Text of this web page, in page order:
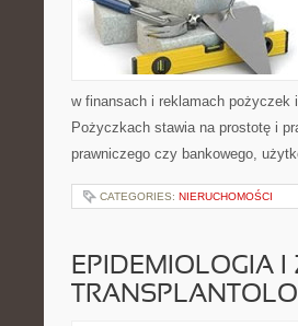
w finansach i reklamach pożyczek
Pożyczkach stawia na prostotę i
prawniczego czy bankowego,
CATEGORIES: NIERUCHOMOŚCI
EPIDEMIOLOGIA I